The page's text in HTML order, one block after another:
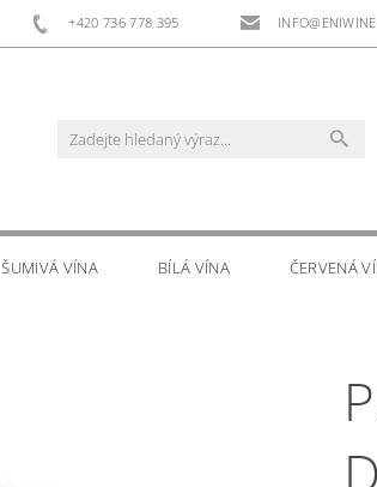
+420 736 778 395
ŠUMIVÁ VÍNA BÍLÁ VÍNA ČERVENÁ